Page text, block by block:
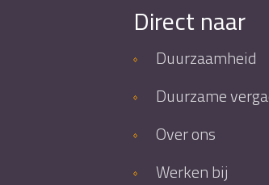
Direct naar
Duurzaamheid
Duurzame
Over ons
Werken bij